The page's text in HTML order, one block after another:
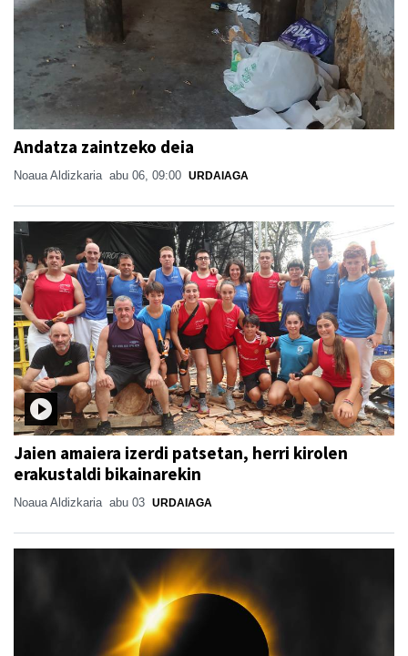
Andatza zaintzeko deia
Noaua Aldizkaria abu 06, 09:00 URDAIAGA
Jaien amaiera izerdi patsetan, herri kirolen
erakustaldi bikainarekin
Noaua Aldizkaria abu 03 URDAIAGA